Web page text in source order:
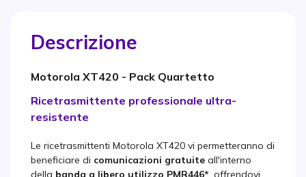
Descrizione
Motorola XT420 - Pack Quartetto
Ricetrasmittente professionale ultra-
resistente
Le ricetrasmittenti Motorola XT420 vi permetteranno di
beneficiare di comunicazioni gratuite all'interno
della banda a libero utilizzo PMR446* , offrendovi